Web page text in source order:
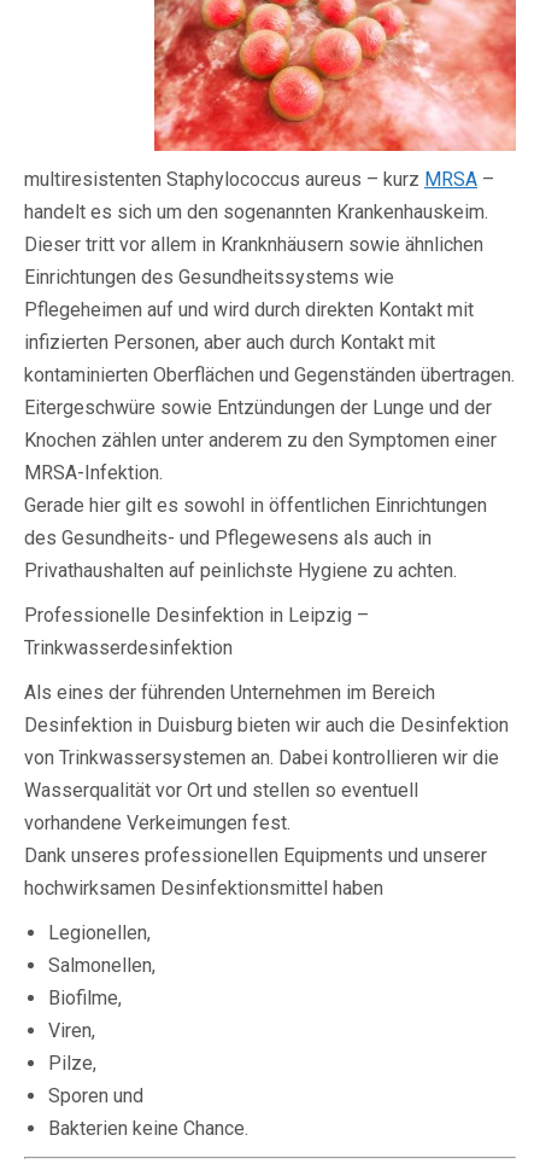
multiresistenten Staphylococcus aureus – kurz MRSA –
handelt es sich um den sogenannten Krankenhauskeim.
Dieser tritt vor allem in Kranknhäusern sowie ähnlichen
Einrichtungen des Gesundheitssystems wie
Pflegeheimen auf und wird durch direkten Kontakt mit
infizierten Personen, aber auch durch Kontakt mit
kontaminierten Oberflächen und Gegenständen übertragen.
Eitergeschwüre sowie Entzündungen der Lunge und der
Knochen zählen unter anderem zu den Symptomen einer
MRSA-Infektion.
Gerade hier gilt es sowohl in öffentlichen Einrichtungen
des Gesundheits- und Pflegewesens als auch in
Privathaushalten auf peinlichste Hygiene zu achten.
Professionelle Desinfektion in Leipzig –
Trinkwasserdesinfektion
Als eines der führenden Unternehmen im Bereich
Desinfektion in Duisburg bieten wir auch die Desinfektion
von Trinkwassersystemen an. Dabei kontrollieren wir die
Wasserqualität vor Ort und stellen so eventuell
vorhandene Verkeimungen fest.
Dank unseres professionellen Equipments und unserer
hochwirksamen Desinfektionsmittel haben
Legionellen,
Salmonellen,
Biofilme,
Viren,
Pilze,
Sporen und
Bakterien keine Chance.